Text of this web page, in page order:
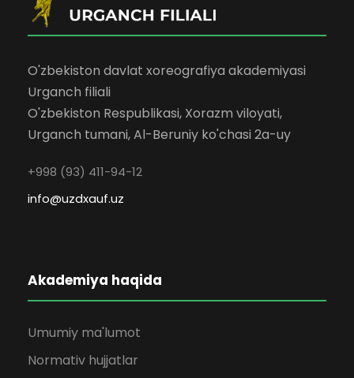
O'zbekiston davlat xoreografiya akademiyasi
Urganch filiali
O'zbekiston Respublikasi, Xorazm viloyati,
Urganch tumani, Al-Beruniy ko'chasi 2a-uy
+998 (93) 411-94-12
info@uzdxauf.uz
Akademiya haqida
Umumiy ma'lumot
Normativ hujjatlar